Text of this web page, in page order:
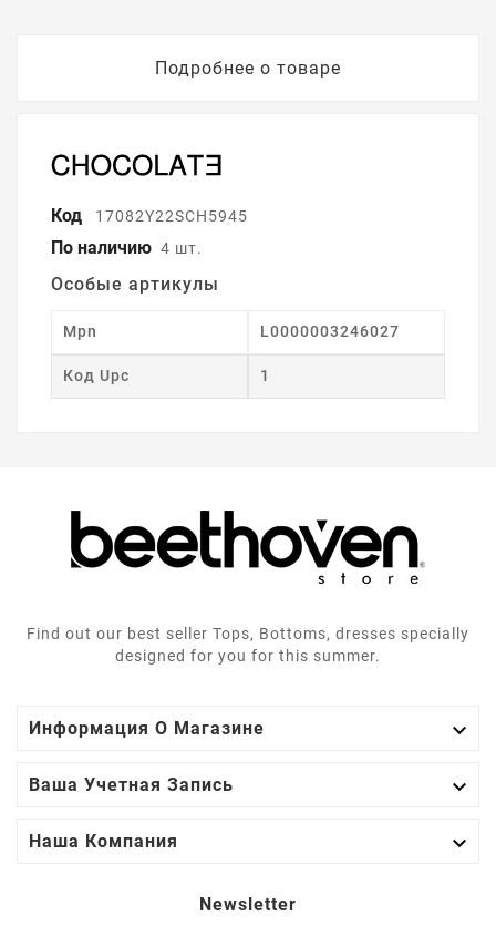
Подробнее о товаре
Код 17082Y22SCH5945
По наличию 4 шт.
Особые артикулы
Mpn L0000003246027
Код Upc 1
Find out our best seller Tops, Bottoms, dresses specially
designed for you for this summer.
Информация О Магазине 
Ваша Учетная Запись 
Наша Компания 
Newsletter